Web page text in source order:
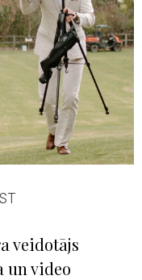
veidotājs
un video